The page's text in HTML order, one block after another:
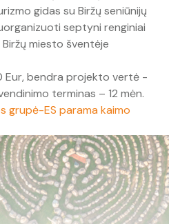
projektai
miesto gidas (PDF)
Biržus″
ženklas
kaime"
(Singing Heritage Route)
gidas (PDF)
gidas su Biržų seniūnijų
septyni renginiai
miesto šventėje
Eur, bendra projekto vertė -
terminas – 12 mėn.
grupė-ES parama kaimo